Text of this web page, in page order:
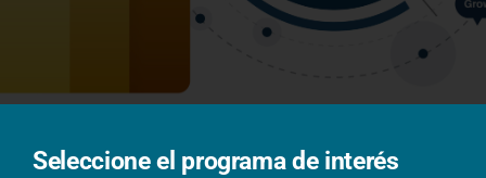
Seleccione el programa de interés